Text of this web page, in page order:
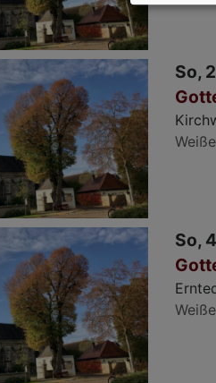
So,
So,